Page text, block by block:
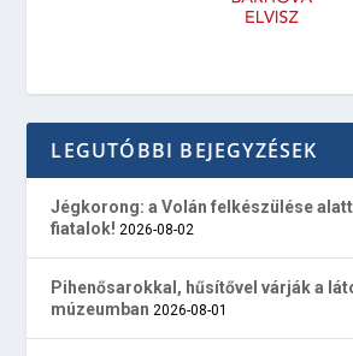
LEGUTÓBBI BEJEGYZÉSEK
Jégkorong: a Volán felkészülése
fiatalok! 2026-08-02
Pihenősarokkal, hűsítővel várják a
múzeumban 2026-08-01